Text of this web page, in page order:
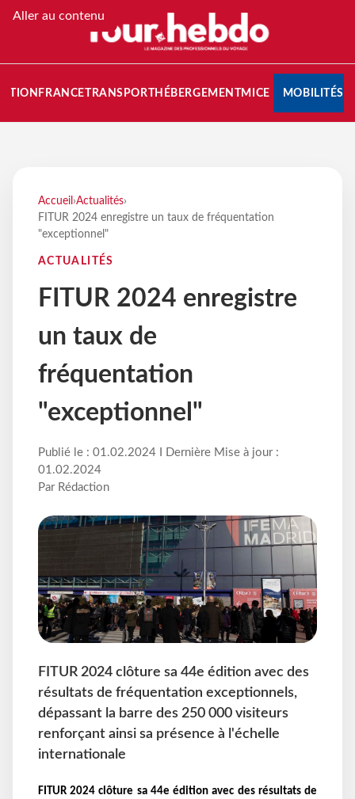
Aller au contenu
FRANCETRANSPORT HÉBERGEMENTMICE MOBILITÉS
Accueil ›Actualités›
FITUR 2024 enregistre un taux de fréquentation
"exceptionnel"
ACTUALITÉS
FITUR 2024 enregistre
un taux de
fréquentation
"exceptionnel"
Publié le : 01.02.2024 I Dernière Mise à jour :
01.02.2024
Par Rédaction
FITUR 2024 clôture sa 44e édition avec des
résultats de fréquentation exceptionnels,
dépassant la barre des 250 000 visiteurs
renforçant ainsi sa présence à l'échelle
internationale
FITUR 2024 clôture sa 44e édition avec des résultats de